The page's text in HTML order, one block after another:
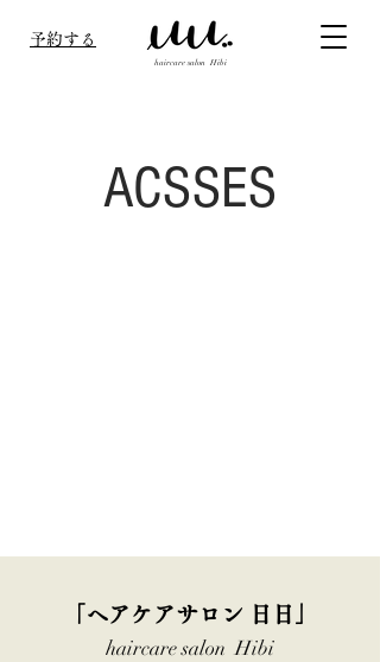
予約する
haircare salon Hibi
ACSSES
「ヘアケアサロン 日日」
haircare salon Hibi